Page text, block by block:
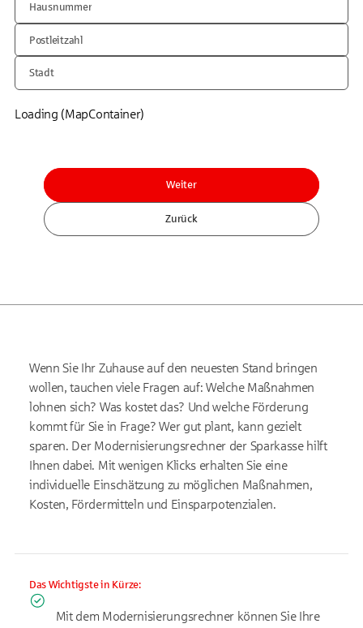
Hausnummer
Postleitzahl
Stadt
Loading (MapContainer)
Zurück
Weiter
Wenn Sie Ihr Zuhause auf den neuesten Stand bringen
wollen, tauchen viele Fragen auf: Welche Maßnahmen
lohnen sich? Was kostet das? Und welche Förderung
kommt für Sie in Frage? Wer gut plant, kann gezielt
sparen. Der Modernisierungsrechner der Sparkasse hilft
Ihnen dabei. Mit wenigen Klicks erhalten Sie eine
individuelle Einschätzung zu möglichen Maßnahmen,
Kosten, Fördermitteln und Einsparpotenzialen.
Das Wichtigste in Kürze:
Mit dem Modernisierungsrechner können Sie Ihre